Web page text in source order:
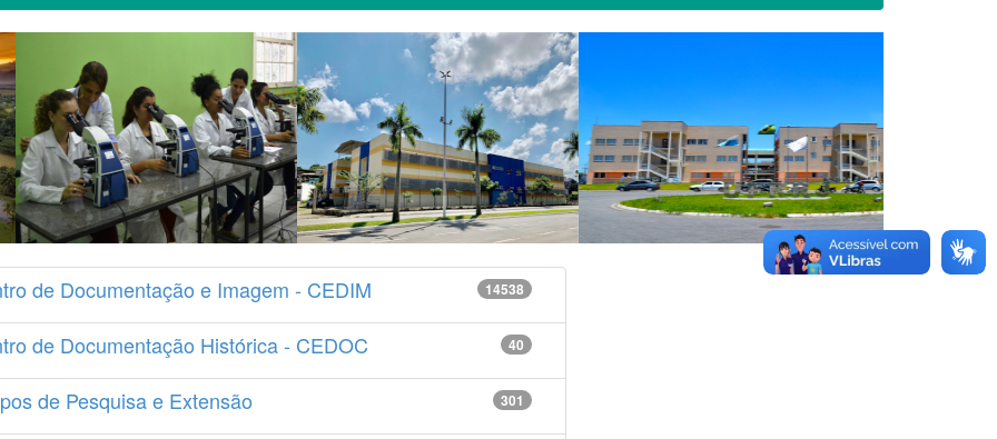
de Documentação e Imagem - CEDIM 14538
de Documentação Histórica - CEDOC 40
de Pesquisa e Extensão 301